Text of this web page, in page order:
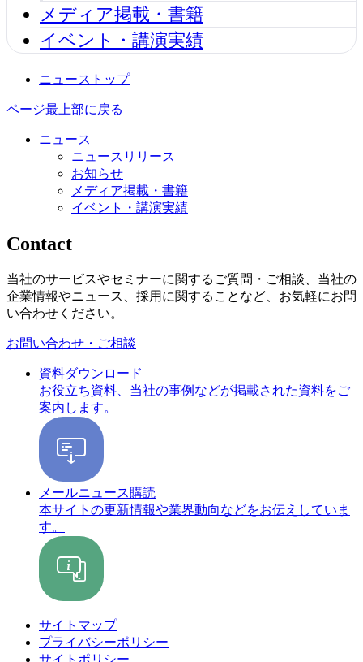
メディア掲載・書籍
イベント・講演実績
ニューストップ
ページ最上部に戻る
ニュース
ニュースリリース
お知らせ
メディア掲載・書籍
イベント・講演実績
Contact
当社のサービスやセミナーに関するご質問・ご相談、当社の
企業情報やニュース、採用に関することなど、お気軽にお問
い合わせください。
お問い合わせ・ご相談
資料ダウンロード
お役立ち資料、当社の事例などが掲載された資料をご
案内します。
メールニュース購読
本サイトの更新情報や業界動向などをお伝えしていま
す。
サイトマップ
プライバシーポリシー